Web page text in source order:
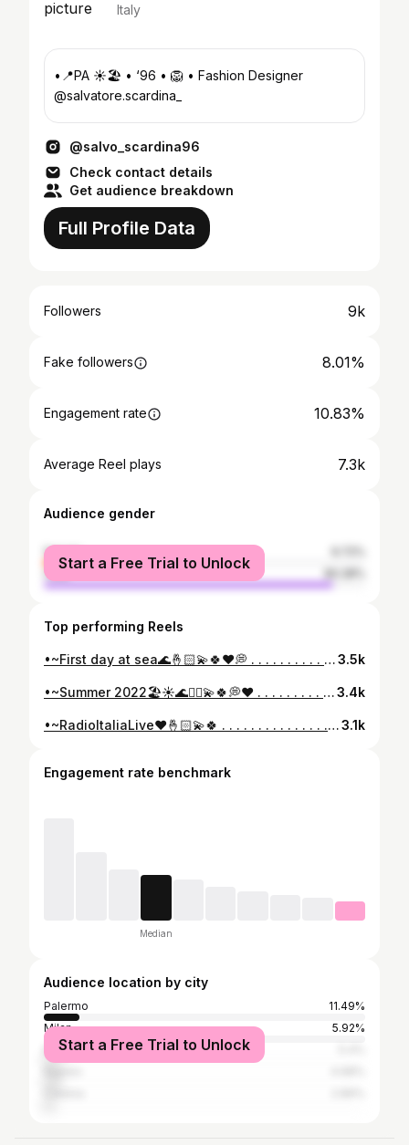
Italy
•📍PA ☀️🏖️ • ‘96 • 🦁 • Fashion Designer
@salvatore.scardina_
@salvo_scardina96
Check contact details
Get audience breakdown
Full Profile Data
Followers 9k
Fake followers 8.01%
Engagement rate 10.83%
Average Reel plays 7.3k
Audience gender
female
male
Start a Free Trial to Unlock
Top performing Reels
•~First day at sea🌊🤞🏻💫🍀❤️💭 . . . . . . . . . . . . . . . . #pinterest #pinterestinspired #pinterestboy #fitness #style #stylish #photooftheday #instagood #cool #swagg #boy #man #styles #outfitoftheday #gym #feed #feedinstagram #inspo #inspofashion #portraitphotography #outfit #mylook #instafashion #fashionpost #hairstyle #fashionboy #beardstyle #beard #followme #likes3.5k
•~Summer 2022🏖☀️🌊✌🏻💫🍀💭♥️ . . . . . . . . . . . . . . #summer #beach #summervibes #pinterest #pinterestinspired #pinterestboy #swag #photooftheday #instagood #cool #swagg #boy #man #outfitoftheday #fashion #feed #feedinstagram #inspo #inspofashion #portraitphotography #outfit #mylook #instafashion #fashionpost #hairstyle #fashionboy #beardstyle #beard #followme #likes3.4k
•~RadioItaliaLive❤️🤞🏻💫🍀 . . . . . . . . . . . . . . . #pinterest #pinterestinspired #pinterestboy #fitness #style #stylish #photooftheday #instagood #cool #swagg #boy #man #styles #outfitoftheday #gym #feed #feedinstagram #inspo #inspofashion #portraitphotography #outfit #mylook #instafashion #fashionpost #hairstyle #fashionboy #beardstyle #beard #followme #likes3.1k
Engagement rate benchmark
Median
Audience location by city
Palermo
11.49%
Milan
5.92%
Rome
Start a Free Trial to Unlock